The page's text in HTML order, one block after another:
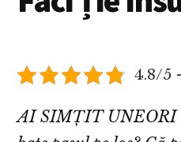
4.8/5
AI SIMȚIT UNEORI